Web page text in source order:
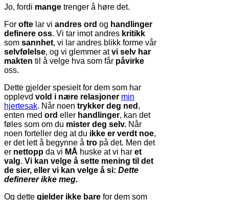
Jo, fordi mange trenger å høre det.
For ofte lar vi andres ord og handlinger
definere oss. Vi tar imot andres kritikk
som sannhet, vi lar andres blikk forme vår
selvfølelse, og vi glemmer atvi selv har
makten til å velge hva som får påvirke
oss.
Dette gjelder spesielt for dem som har
opplevd vold i nære relasjoner min
hjertesak. Når noen trykker deg ned ,
enten med ord eller handlinger, kan det
føles som om du mister deg selv. Når
noen forteller deg at du ikke er verdt noe,
er det lett å begynne å tro på det. Men det
er nettopp da vi MÅ huske at vi har et
valg. Vi kan velge å sette mening til det
de sier, eller vi kan velge å si: Dette
definerer ikke meg.
Og dette gjelder ikke bare for dem som